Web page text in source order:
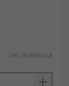
CHF.26.64/Stück